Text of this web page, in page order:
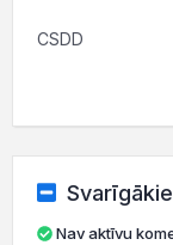
CSDD
Nav aktīvu